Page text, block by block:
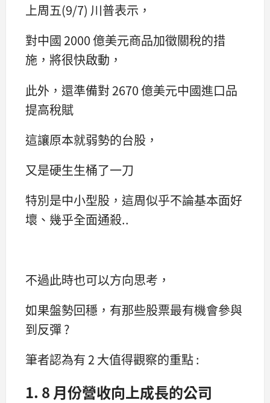
上周五(9/7) 川普表示，
對中國 2000 億美元商品加徵關稅的措
施，將很快啟動，
此外，還準備對 2670 億美元中國進口品
提高稅賦
這讓原本就弱勢的台股，
又是硬生生桶了一刀
特別是中小型股，這周似乎不論基本面好
壞、幾乎全面通殺..
不過此時也可以方向思考，
如果盤勢回穩，有那些股票最有機會參與
到反彈 ?
筆者認為有 2 大值得觀察的重點 :
1. 8 月份營收向上成長的公司